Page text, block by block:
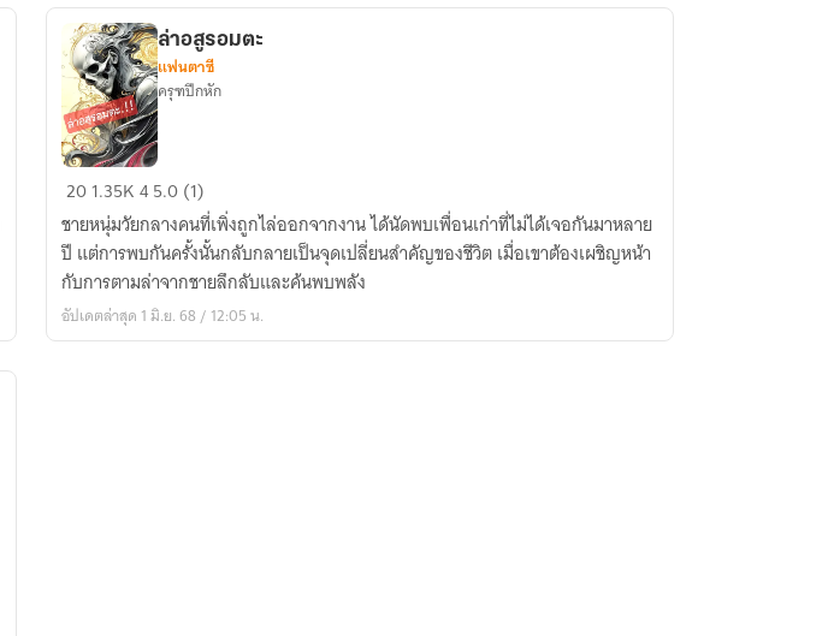
ล่า
อมตะ
ล่าอสูรอมตะ
แฟนตาซี
ครุฑปีกหัก
201.35K45.0 (1)
ชายหนุ่มวัยกลางคนที่เพิ่งถูกไล่ออกจากงาน ได้นัดพบเพื่อนเก่าที่ไม่ได้เจอกันมาหลาย
ปี แต่การพบกันครั้งนั้นกลับกลายเป็นจุดเปลี่ยนสำคัญของชีวิต เมื่อเขาต้องเผชิญหน้า
กับการตามล่าจากชายลึกลับและค้นพบพลัง
อัปเดตล่าสุด 1 มิ.ย. 68 / 12:05 น.